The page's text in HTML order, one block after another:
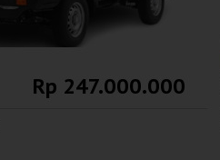
Rp 247.000.000